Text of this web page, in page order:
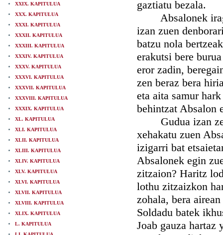
XXIX. KAPITULUA
XXX. KAPITULUA
XXXI. KAPITULUA
XXXII. KAPITULUA
XXXIII. KAPITULUA
XXXIV. KAPITULUA
XXXV. KAPITULUA
XXXVI. KAPITULUA
XXXVII. KAPITULUA
XXXVIII. KAPITULUA
XXXIX. KAPITULUA
XL. KAPITULUA
XLI. KAPITULUA
XLII. KAPITULUA
XLIII. KAPITULUA
XLIV. KAPITULUA
XLV. KAPITULUA
XLVI. KAPITULUA
XLVII. KAPITULUA
XLVIII. KAPITULUA
XLIX. KAPITULUA
L. KAPITULUA
gaztiatu bezala.
Absalonek
izan zuen
batzu nola
erakutsi bere
eror zadin,
zen beraz bera
eta aita samur
behintzat Absalon
Gudua izan zen
xehakatu zuen
izigarri bat
Absalonek egin
zitzaion? Haritz
lothu zitzaizkon
zohala, bera
Soldadu batek
Joab gauza